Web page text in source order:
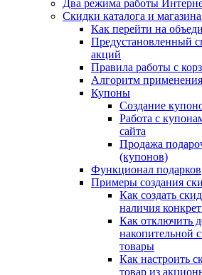
Два режима работы
Скидки каталога и
Как перейти на
Предустановленный
акций
Правила работы с
Алгоритм
Купоны
Создание
Работа с
сайта
Продажа
(купонов)
Функционал подарков
Примеры создания
Как создать
наличия
Как отключить
накопительной
товары
Как настроить
товар из